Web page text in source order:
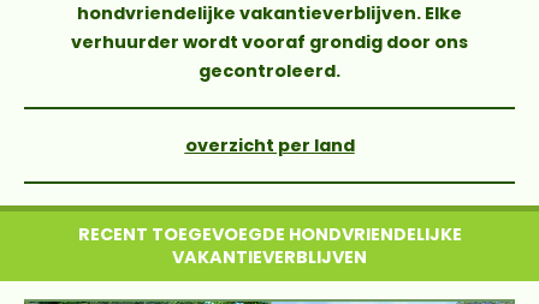
hondvriendelijke vakantieverblijven. Elke
verhuurder wordt vooraf grondig door ons
gecontroleerd.
overzicht per land
RECENT TOEGEVOEGDE HONDVRIENDELIJKE
VAKANTIEVERBLIJVEN